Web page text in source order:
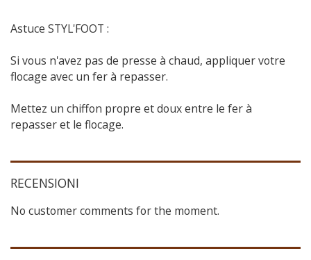
Astuce STYL'FOOT :
Si vous n'avez pas de presse à chaud, appliquer votre
flocage avec un fer à repasser.
Mettez un chiffon propre et doux entre le fer à
repasser et le flocage.
RECENSIONI
No customer comments for the moment.